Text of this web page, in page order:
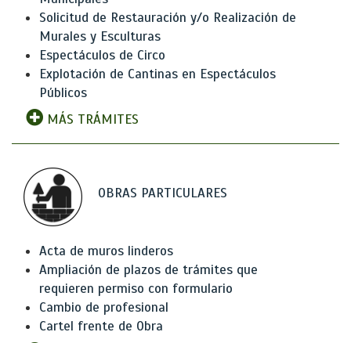
Solicitud de Restauración y/o Realización de
Murales y Esculturas
Espectáculos de Circo
Explotación de Cantinas en Espectáculos
Públicos
MÁS TRÁMITES
OBRAS PARTICULARES
Acta de muros linderos
Ampliación de plazos de trámites que
requieren permiso con formulario
Cambio de profesional
Cartel frente de Obra